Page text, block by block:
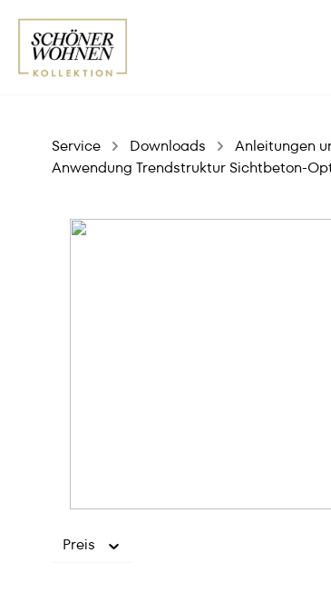
Service Downloads Anleitungen
Anwendung Trendstruktur Sichtbeton-
Preis